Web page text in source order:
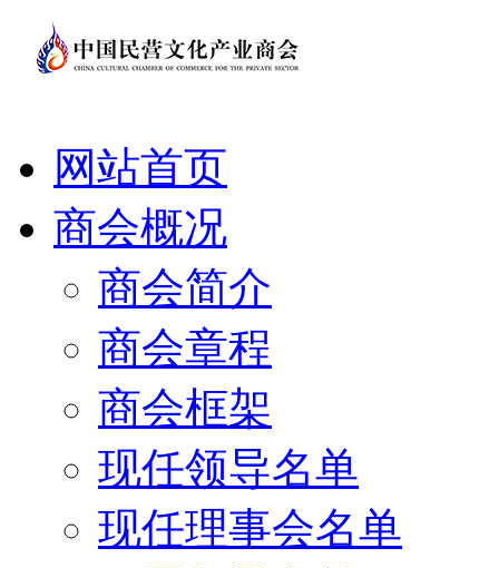
网站首页
商会概况
商会简介
商会章程
商会框架
现任领导名单
现任理事会名单